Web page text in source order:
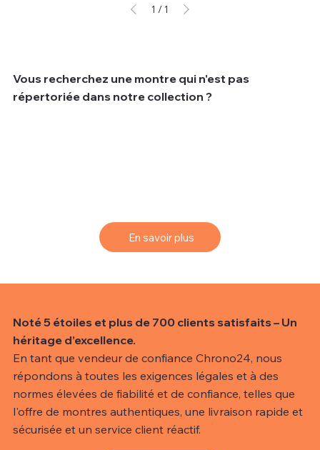
Vous recherchez une montre qui n'est pas
répertoriée dans notre collection ?
En savoir plus
1 / 1
Noté 5 étoiles et plus de 700 clients satisfaits – Un
héritage d’excellence.
En tant que vendeur de confiance Chrono24, nous
répondons à toutes les exigences légales et à des
normes élevées de fiabilité et de confiance, telles que
l'offre de montres authentiques, une livraison rapide et
sécurisée et un service client réactif.